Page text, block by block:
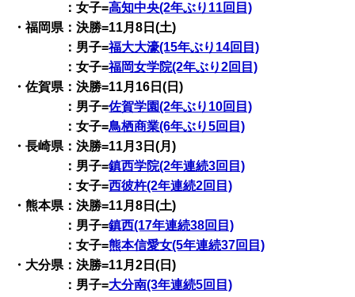
：女子=高知中央(2年ぶり11回目)
・福岡県：決勝=11月8日(土)
：男子=福大大濠(15年ぶり14回目)
：女子=福岡女学院(2年ぶり2回目)
・佐賀県：決勝=11月16日(日)
：男子=佐賀学園(2年ぶり10回目)
：女子=鳥栖商業(6年ぶり5回目)
・長崎県：決勝=11月3日(月)
：男子=鎮西学院(2年連続3回目)
：女子=西彼杵(2年連続2回目)
・熊本県：決勝=11月8日(土)
：男子=鎮西(17年連続38回目)
：女子=熊本信愛女(5年連続37回目)
・大分県：決勝=11月2日(日)
：男子=大分南(3年連続5回目)